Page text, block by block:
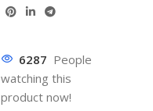
6287 People
watching this
product now!